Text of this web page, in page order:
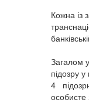
Кожна із
Загалом
підозру
4